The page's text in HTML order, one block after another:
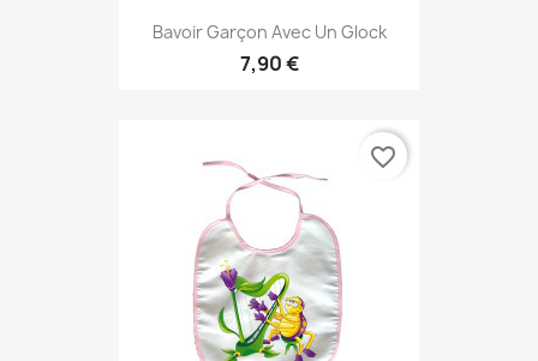
Bavoir Garçon Avec Un Glock
7,90 €
favorite_border